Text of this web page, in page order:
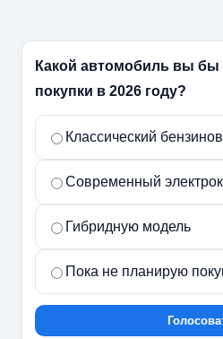
передано 1,8 тысячи
Какой автомобиль вы
покупки в 2026 году?
Классический
Современный
Гибридную модель
Пока не планирую